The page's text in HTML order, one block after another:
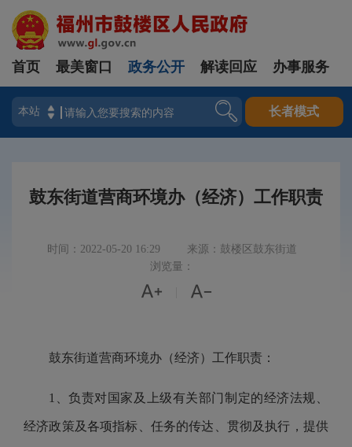
登录
首页 最美窗口 政务公开 解读回应 办事服务
长者模式
鼓东街道营商环境办（经济）工作职责
时间：2022-05-20 16:29
来源：鼓楼区鼓东街道
浏览量：
 
鼓东街道营商环境办（经济）工作职责：
1、负责对国家及上级有关部门制定的经济法规、
经济政策及各项指标、任务的传达、贯彻及执行，提供